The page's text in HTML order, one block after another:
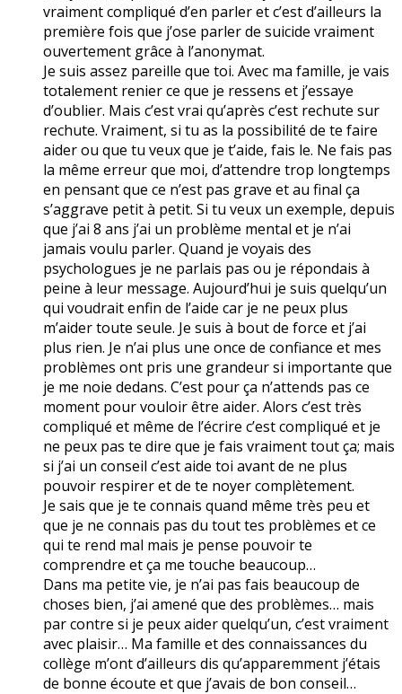
vraiment compliqué d’en parler et c’est d’ailleurs la
première fois que j’ose parler de suicide vraiment
ouvertement grâce à l’anonymat.
Je suis assez pareille que toi. Avec ma famille, je vais
totalement renier ce que je ressens et j’essaye
d’oublier. Mais c’est vrai qu’après c’est rechute sur
rechute. Vraiment, si tu as la possibilité de te faire
aider ou que tu veux que je t’aide, fais le. Ne fais pas
la même erreur que moi, d’attendre trop longtemps
en pensant que ce n’est pas grave et au final ça
s’aggrave petit à petit. Si tu veux un exemple, depuis
que j’ai 8 ans j’ai un problème mental et je n’ai
jamais voulu parler. Quand je voyais des
psychologues je ne parlais pas ou je répondais à
peine à leur message. Aujourd’hui je suis quelqu’un
qui voudrait enfin de l’aide car je ne peux plus
m’aider toute seule. Je suis à bout de force et j’ai
plus rien. Je n’ai plus une once de confiance et mes
problèmes ont pris une grandeur si importante que
je me noie dedans. C’est pour ça n’attends pas ce
moment pour vouloir être aider. Alors c’est très
compliqué et même de l’écrire c’est compliqué et je
ne peux pas te dire que je fais vraiment tout ça; mais
si j’ai un conseil c’est aide toi avant de ne plus
pouvoir respirer et de te noyer complètement.
Je sais que je te connais quand même très peu et
que je ne connais pas du tout tes problèmes et ce
qui te rend mal mais je pense pouvoir te
comprendre et ça me touche beaucoup…
Dans ma petite vie, je n’ai pas fais beaucoup de
choses bien, j’ai amené que des problèmes… mais
par contre si je peux aider quelqu’un, c’est vraiment
avec plaisir… Ma famille et des connaissances du
collège m’ont d’ailleurs dis qu’apparemment j’étais
de bonne écoute et que j’avais de bon conseil…